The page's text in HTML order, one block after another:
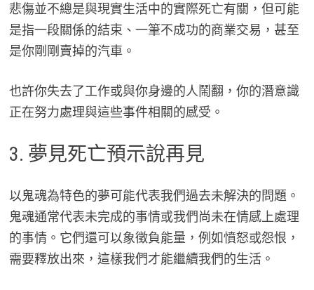
悲傷並不總是與現實生活中的實際死亡有關，但可能
是指一段關係的結束、一筆不成功的商業交易，甚至
是你剛剛賣掉的汽車。
也許你失去了工作或與你身邊的人鬧翻，你的潛意識
正在努力處理與這些事件相關的感受。
3. 夢見死亡預示說再見
以鬼魂為特色的夢可能代表我們過去未解決的問題。
鬼魂通常代表未完成的事情或我們尚未在情感上處理
的事情。它們還可以象徵負能量，例如憤怒或怨恨，
需要釋放出來，這樣我們才能繼續我們的生活。